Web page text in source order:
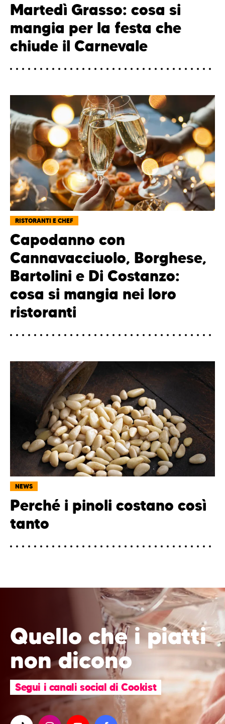
Martedì Grasso: cosa si
mangia per la festa che
chiude il Carnevale
RISTORANTI E CHEF
Capodanno con
Cannavacciuolo, Borghese,
Bartolini e Di Costanzo:
cosa si mangia nei loro
ristoranti
NEWS
Perché i pinoli costano così
tanto
Quello che i piatti
non dicono
Segui i canali social di Cookist